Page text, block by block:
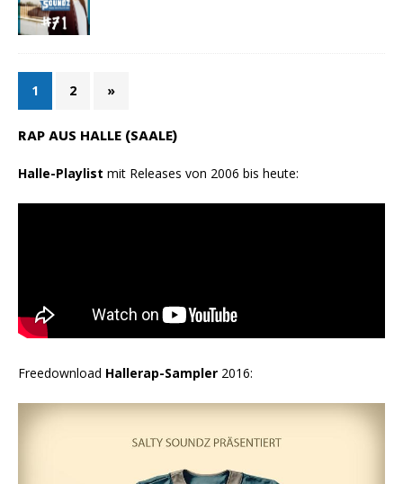
1 2 »
RAP AUS HALLE (SAALE)
Halle-Playlist mit Releases von 2006 bis heute:
Freedownload Hallerap-Sampler 2016: